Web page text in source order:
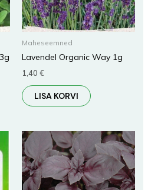
Maheseemned
Lavendel Organic Way 1g
1,40 €
LISA KORVI